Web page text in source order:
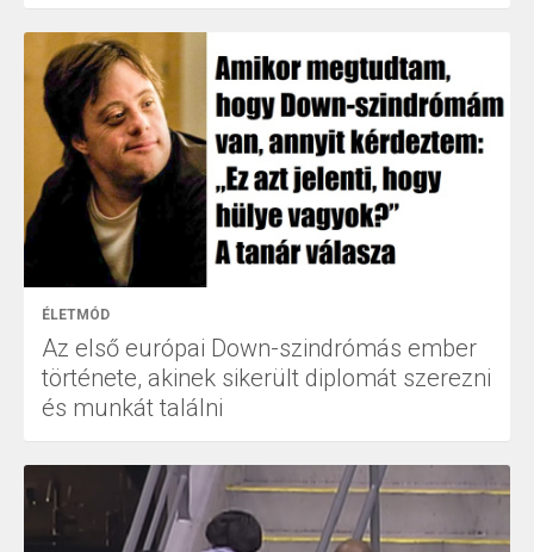
ÉLETMÓD
Az első európai Down-szindrómás ember
története, akinek sikerült diplomát szerezni
és munkát találni